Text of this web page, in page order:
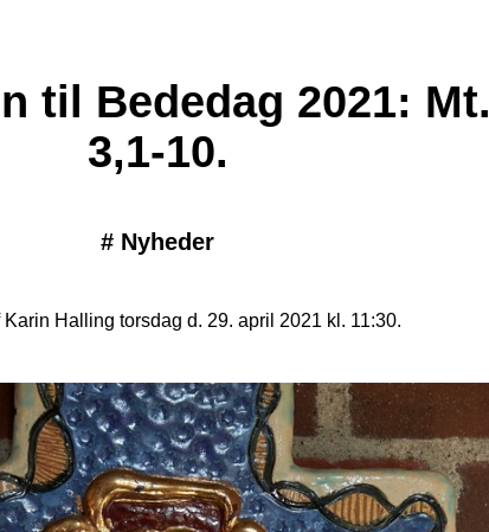
til Bededag 2021: Mt.
3,1-10.
# Nyheder
Karin Halling torsdag d. 29. april 2021 kl. 11:30.